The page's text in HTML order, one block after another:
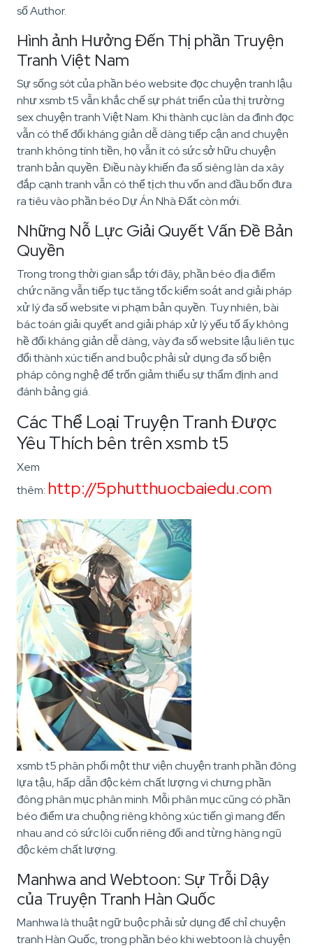
số Author.
Hình ảnh Hưởng Đến Thị phần Truyện
Tranh Việt Nam
Sự sống sót của phần béo website đọc chuyện tranh lậu
như xsmb t5 vẫn khắc chế sự phát triển của thị trường
sex chuyện tranh Việt Nam. Khi thành cục làn da đình đọc
vẫn có thể đối kháng giản dễ dàng tiếp cận and chuyện
tranh không tính tiền, họ vẫn ít có sức sở hữu chuyện
tranh bản quyền. Điều này khiến đa số siêng làn da xây
đắp cạnh tranh vẫn có thể tịch thu vốn and đầu bốn đưa
ra tiêu vào phần béo Dự Án Nhà Đất còn mới.
Những Nỗ Lực Giải Quyết Vấn Đề Bản
Quyền
Trong trong thời gian sắp tới đây, phần béo địa điểm
chức năng vẫn tiếp tục tăng tốc kiểm soát and giải pháp
xử lý đa số website vi phạm bản quyền. Tuy nhiên, bài
bác toán giải quyết and giải pháp xử lý yếu tố ấy không
hề đối kháng giản dễ dàng, vày đa số website lậu liên tục
đổi thành xúc tiến and buộc phải sử dụng đa số biện
pháp công nghệ để trốn giảm thiểu sự thẩm định and
đánh bảng giá.
Các Thể Loại Truyện Tranh Được
Yêu Thích bên trên xsmb t5
Xem
thêm: http://5phutthuocbaiedu.com
xsmb t5 phân phối một thư viện chuyện tranh phần đông
lựa tậu, hấp dẫn độc kém chất lượng vì chưng phần
đông phân mục phân minh. Mỗi phân mục cũng có phần
béo điểm ưa chuộng riêng không xúc tiến gì mang đến
nhau and có sức lôi cuốn riêng đối and từng hàng ngũ
độc kém chất lượng.
Manhwa and Webtoon: Sự Trỗi Dậy
của Truyện Tranh Hàn Quốc
Manhwa là thuật ngữ buộc phải sử dụng để chỉ chuyện
tranh Hàn Quốc, trong phần béo khi webtoon là chuyện